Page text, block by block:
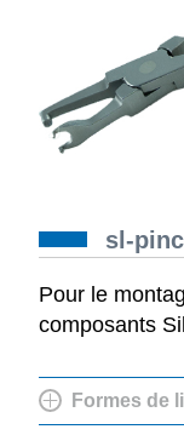
sl-
Pour le
composants
Formes de